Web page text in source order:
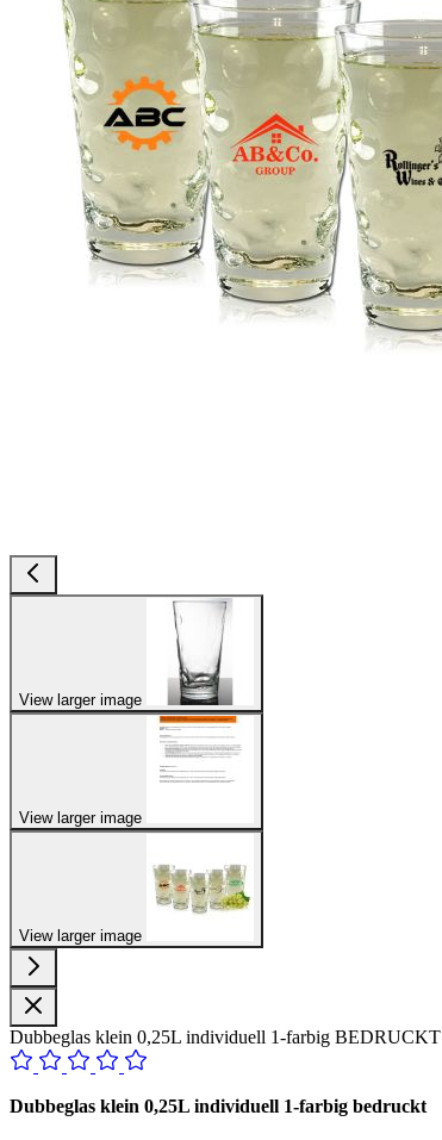
View larger image
View larger image
View larger image
Dubbeglas klein 0,25L individuell 1-farbig BEDRUCKT
Dubbeglas klein 0,25L individuell 1-farbig bedruckt